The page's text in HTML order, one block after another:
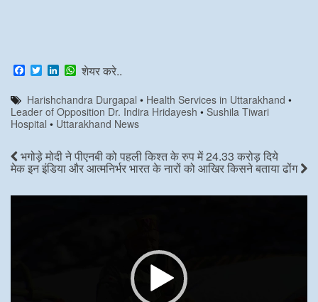
F
a
c
e
b
o
k
T
w
i
t
t
e
L
n
k
e
d
n
W
a
t
s
A
p
शेयर करे..
Harishchandra Durgapal • Health Services in Uttarakhand •
Leader of Opposition Dr. Indira Hridayesh • Sushila Tiwari
Hospital • Uttarakhand News
भगोड़े मोदी ने पीएनबी को पहली किश्त के रुप में 24.33 करोड़ दिये
मेक इन इंडिया और आत्मनिर्भर भारत के नारों को आखिर किसने बताया ढोंग